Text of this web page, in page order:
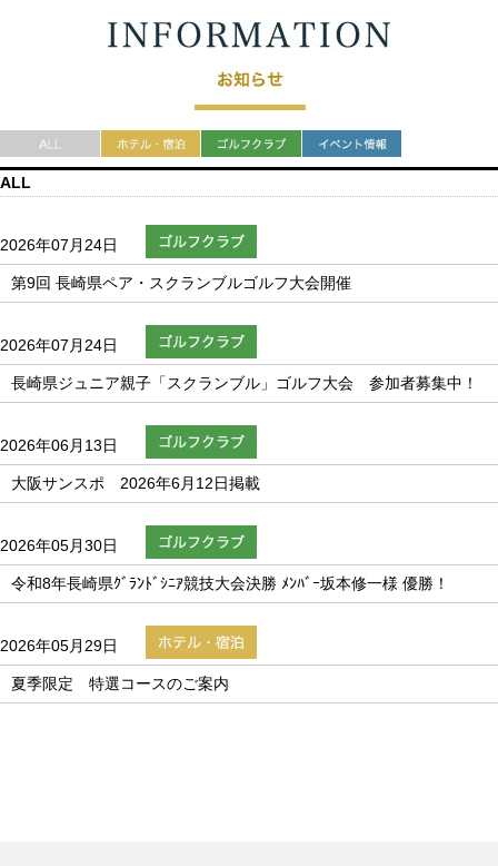
ALL
2026年07月24日
第9回 長崎県ペア・スクランブルゴルフ大会開催
2026年07月24日
長崎県ジュニア親子「スクランブル」ゴルフ大会 参加者募集中！
2026年06月13日
大阪サンスポ 2026年6月12日掲載
2026年05月30日
令和8年長崎県ｸﾞﾗﾝﾄﾞｼﾆｱ競技大会決勝 ﾒﾝﾊﾞｰ坂本修一様 優勝！
2026年05月29日
夏季限定 特選コースのご案内